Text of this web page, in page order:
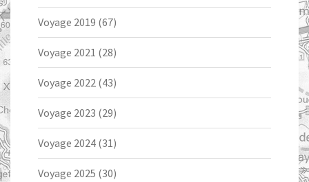
Voyage 2019 (67)
Voyage 2021 (28)
Voyage 2022 (43)
Voyage 2023 (29)
Voyage 2024 (31)
Voyage 2025 (30)